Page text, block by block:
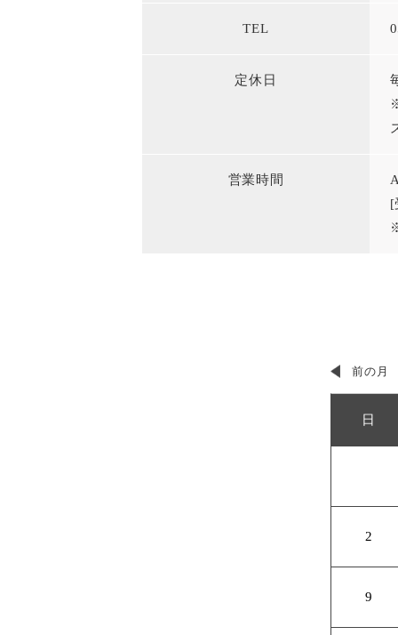
TEL
定休日
営業時間
[
日
2
9